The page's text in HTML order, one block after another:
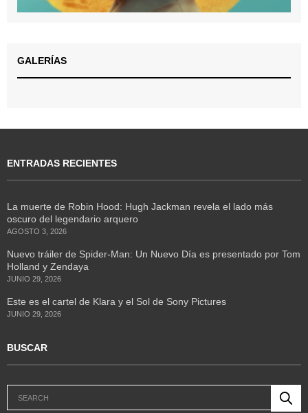
GALERÍAS
ENTRADAS RECIENTES
La muerte de Robin Hood: Hugh Jackman revela el lado más
oscuro del legendario arquero
AGOSTO 3, 2026
Nuevo tráiler de Spider-Man: Un Nuevo Día es presentado por Tom
Holland y Zendaya
JUNIO 29, 2026
Este es el cartel de Klara y el Sol de Sony Pictures
JUNIO 29, 2026
BUSCAR